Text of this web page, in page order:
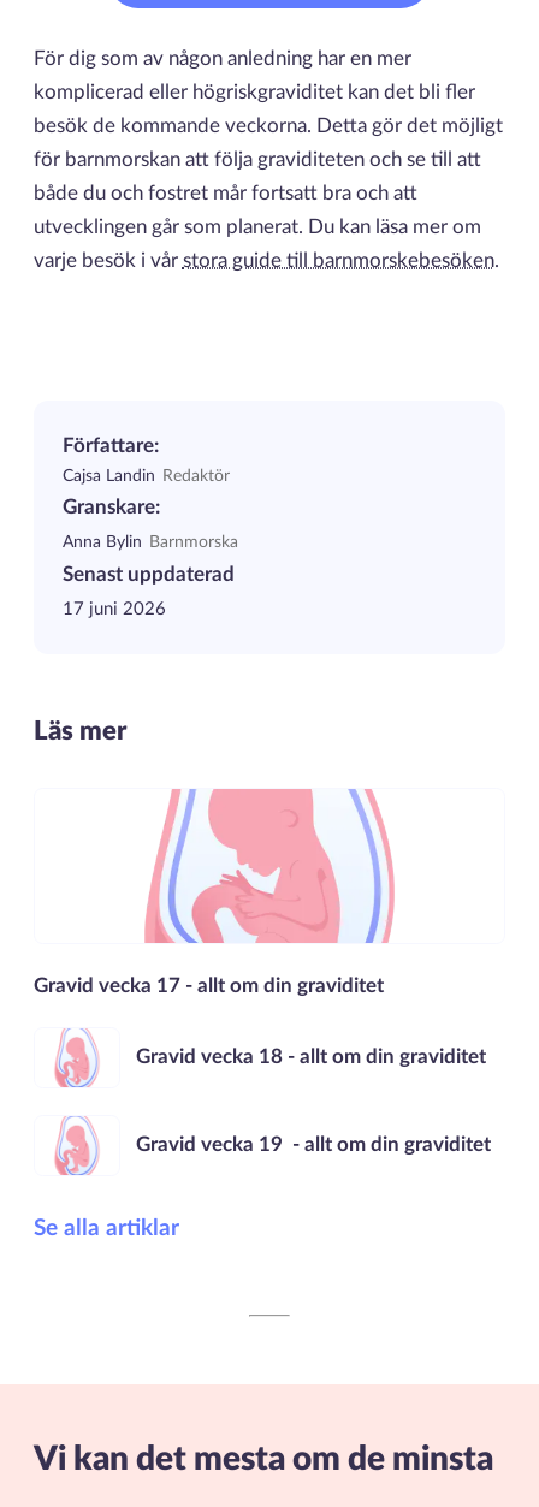
För dig som av någon anledning har en mer
komplicerad eller högriskgraviditet kan det bli fler
besök de kommande veckorna. Detta gör det möjligt
för barnmorskan att följa graviditeten och se till att
både du och fostret mår fortsatt bra och att
utvecklingen går som planerat. Du kan läsa mer om
varje besök i vår stora guide till barnmorskebesöken.
Författare:
Cajsa Landin Redaktör
Granskare:
Anna Bylin Barnmorska
Senast uppdaterad
17 juni 2026
Läs mer
Gravid vecka 17 - allt om din graviditet
Gravid vecka 18 - allt om din graviditet
Gravid vecka 19 - allt om din graviditet
Se alla artiklar
Vi kan det mesta om de minsta